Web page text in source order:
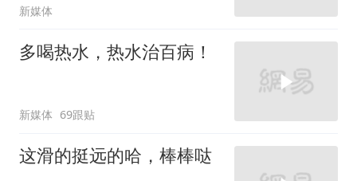
新媒体
多喝热水，热水治百病！
新媒体 69跟贴
这滑的挺远的哈，棒棒哒